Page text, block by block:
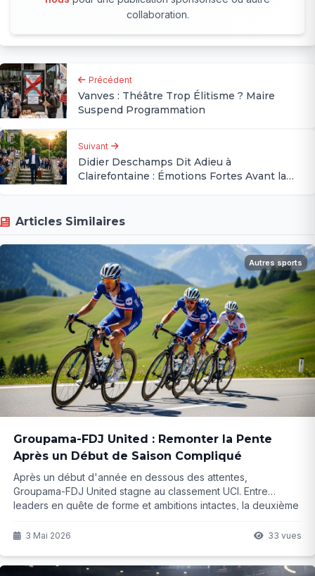
collaboration.
Précédent
Vanves : Théâtre Trop Élitisme ? Maire
Suspend Programmation
Suivant
Didier Deschamps Dit Adieu à
Clairefontaine : Émotions Fortes Avant la
Articles Similaires
Autres sports
Groupama-FDJ United : Remonter la Pente
Après un Début de Saison Compliqué
Après un début d'année en dessous des attentes,
Groupama-FDJ United stagne au classement UCI. Entre
leaders en quête de forme et ambitions intactes, la deuxième
inverser la tendance ?
3 Mai 2026 33 vues